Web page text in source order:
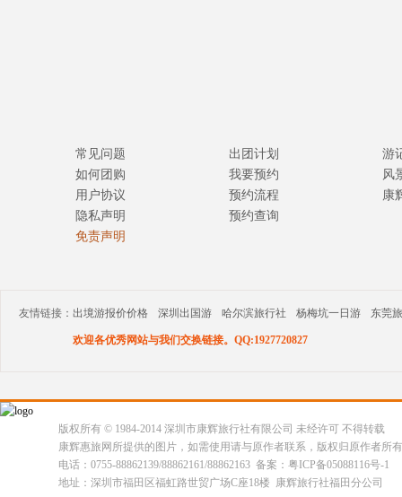
常见问题
如何团购
用户协议
隐私声明
免责声明
出团计划
我要预约
预约流程
预约查询
游
风
康
友情链接： 出境游报价价格 深圳出国游 哈尔滨旅行社 杨梅坑一日游 东莞
欢迎各优秀网站与我们交换链接。QQ:1927720827
版权所有 © 1984-2014 深圳市康辉旅行社有限公司 未经许可 不得转载
康辉惠旅网所提供的图片，如需使用请与原作者联系，版权归原作者所
电话：0755-88862139/88862161/88862163 备案：粤ICP备05088116号-1
地址：深圳市福田区福虹路世贸广场C座18楼 康辉旅行社福田分公司